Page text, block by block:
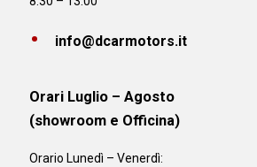
info@dcarmotors.it
Orari Luglio – Agosto
(showroom e Officina)
Orario Lunedì – Venerdì: